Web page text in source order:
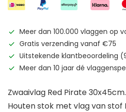
Meer dan 100.000 vlaggen op
Gratis verzending vanaf €75
Uitstekende klantbeoordeling
Meer dan 10 jaar dé
Zwaaivlag Red Pirate
Houten stok met vlag van stof